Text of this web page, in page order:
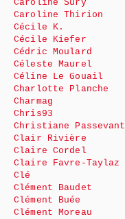
Caroline Sury
Caroline Thirion
Cécile K.
Cécile Kiefer
Cédric Moulard
Céleste Maurel
Céline Le Gouail
Charlotte Planche
Charmag
Chris93
Christiane Passevant
Clair Rivière
Claire Cordel
Claire Favre-Taylaz
Clé
Clément Baudet
Clément Buée
Clément Moreau